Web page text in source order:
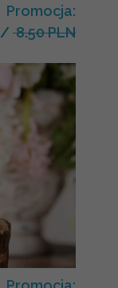
Promocja:
/ 8.50 PLN